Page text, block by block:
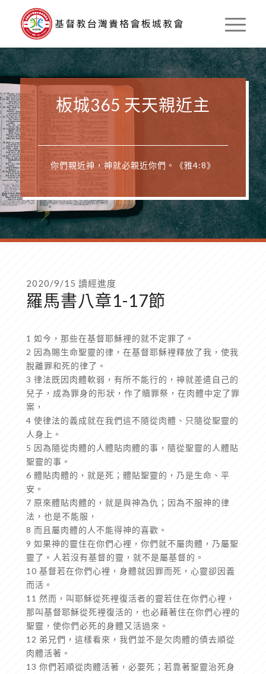
板城365 天天親近主
你們親近神，神就必親近你們。《雅4:8》
2020/9/15 讀經進度
羅馬書八章1-17節
1 如今，那些在基督耶穌裡的就不定罪了。
2 因為賜生命聖靈的律，在基督耶穌裡釋放了我，使我
脫離罪和死的律了。
3 律法既因肉體軟弱，有所不能行的，神就差遣自己的
兒子，成為罪身的形狀，作了贖罪祭，在肉體中定了罪
案，
4 使律法的義成就在我們這不隨從肉體、只隨從聖靈的
人身上。
5 因為隨從肉體的人體貼肉體的事，隨從聖靈的人體貼
聖靈的事。
6 體貼肉體的，就是死；體貼聖靈的，乃是生命、平
安。
7 原來體貼肉體的，就是與神為仇；因為不服神的律
法，也是不能服，
8 而且屬肉體的人不能得神的喜歡。
9 如果神的靈住在你們心裡，你們就不屬肉體，乃屬聖
靈了。人若沒有基督的靈，就不是屬基督的。
10 基督若在你們心裡，身體就因罪而死，心靈卻因義
而活。
11 然而，叫耶穌從死裡復活者的靈若住在你們心裡，
那叫基督耶穌從死裡復活的，也必藉著住在你們心裡的
聖靈，使你們必死的身體又活過來。
12 弟兄們，這樣看來，我們並不是欠肉體的債去順從
肉體活著。
13 你們若順從肉體活著，必要死；若靠著聖靈治死身